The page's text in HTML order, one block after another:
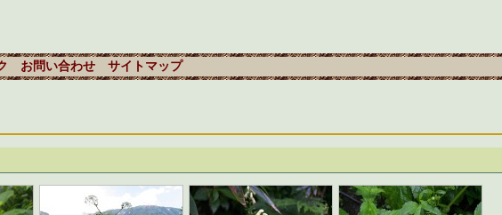
お問い合わせ サイトマップ